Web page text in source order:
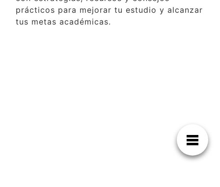
prácticos para mejorar tu estudio y alcanzar
tus metas académicas.